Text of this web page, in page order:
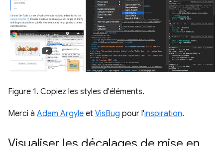
Figure 1. Copiez les styles d'éléments.
Merci à Adam Argyle et VisBug pour l'inspiration.